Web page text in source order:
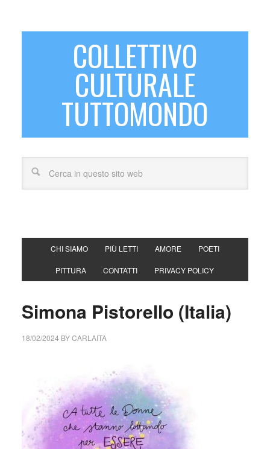
COLLETTIVO
CULTURALE
TUTTOMONDO
CHI SIAMO PIÙ LETTI AMORE POETI
PITTURA CONTATTI PRIVACY POLICY
Simona Pistorello (Italia)
18/02/2024 BYCARLAITA